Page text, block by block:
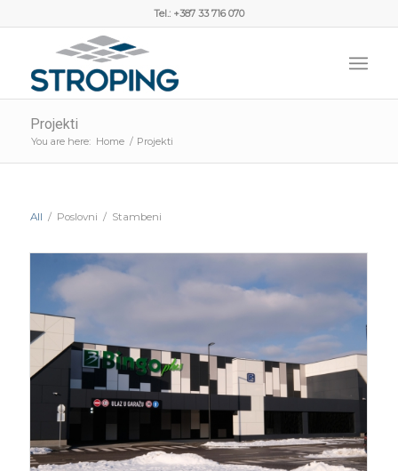
Tel.: +387 33 716 070
Projekti
You are here: Home / Projekti
All / Poslovni / Stambeni